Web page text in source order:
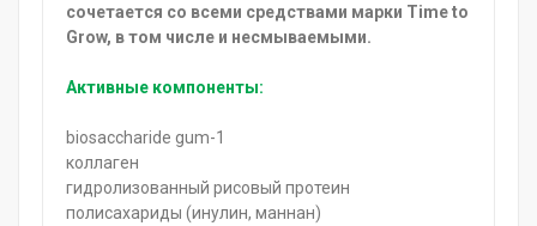
сочетается со всеми средствами марки Time to
Grow, в том числе и несмываемыми.
Активные компоненты:
biosaccharide gum-1
коллаген
гидролизованный рисовый протеин
полисахариды (инулин, маннан)